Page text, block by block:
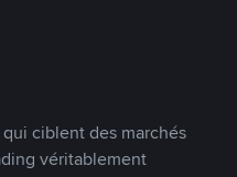
ciblent des marchés
véritablement